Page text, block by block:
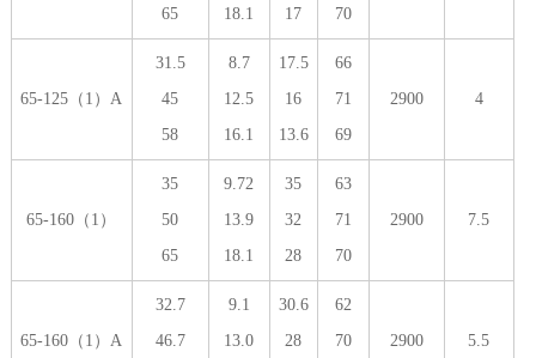
65
18.1
17
70
65-125（1）A
31.5
45
58
8.7
12.5
16.1
17.5
16
13.6
66
71
69
2900 4
65-160（1）
35
50
65
9.72
13.9
18.1
35
32
28
63
71
70
2900 7.5
65-160（1）A
32.7
46.7
9.1
13.0
30.6
28
62
70
2900 5.5